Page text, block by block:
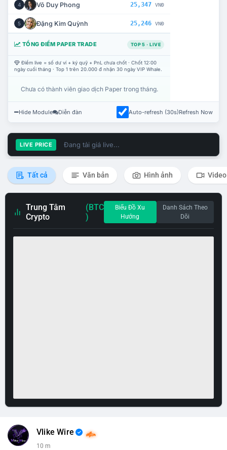
4 Võ Duy Phong 25,347 VNĐ
5 Đặng Kim Quỳnh 25,246 VNĐ
TỔNG ĐIỂM PAPER TRADE TOP 5 · LIVE
Điểm live = số dư ví + ký quỹ + PnL chưa chốt · Chốt 12:00
ngày cuối tháng · Top 1 trên 20.000 đ nhận 30 ngày VIP Whale.
Chưa có thành viên giao dịch Paper trong tháng.
Hide Module Diễn đàn Auto-refresh (30s)Refresh Now
LIVE PRICE Đang tải giá live...
Tất cả Văn bản Hình ảnh Video
Trung Tâm
Crypto
(BTC
)
Biểu Đồ Xu
Hướng
Danh Sách Theo
Dõi
Vlike Wire
10 m